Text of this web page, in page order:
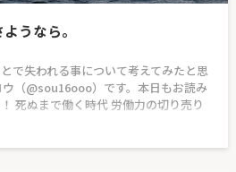
うなら。
で失われる事について考えてみたと思
（@sou16ooo）です。本日もお読み
死ぬまで働く時代 労働力の切り売り